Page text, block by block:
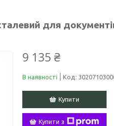
для
9 135 ₴
В наявності Код:
Купити
Купити з